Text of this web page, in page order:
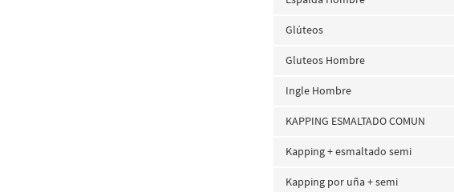
Glúteos
Gluteos Hombre
Ingle Hombre
KAPPING ESMALTADO COMUN
Kapping + esmaltado semi
Kapping por uña + semi